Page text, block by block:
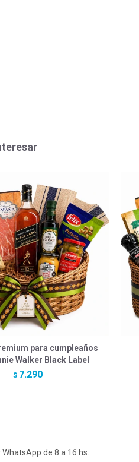
para cumpleaños
Walker Black Label
$ 7.290
de 8 a 16 hs.